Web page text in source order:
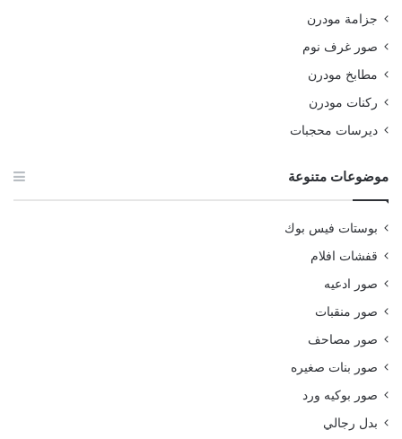
جزامة مودرن
صور غرف نوم
مطابخ مودرن
ركنات مودرن
ديرسات محجبات
موضوعات متنوعة
بوستات فيس بوك
قفشات افلام
صور ادعيه
صور منقبات
صور مصاحف
صور بنات صغيره
صور بوكيه ورد
بدل رجالي